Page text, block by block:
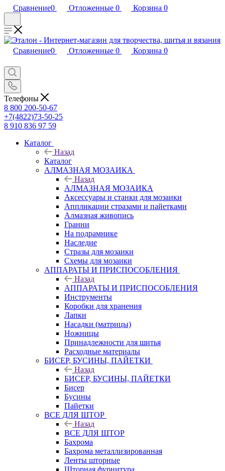
Сравнение0 Отложенные 0 Корзина 0
Сравнение0 Отложенные 0 Корзина 0
Телефоны
8 800 200-50-67
+7(4822)73-50-25
8 910 836 97 59
Каталог
Назад
Каталог
АЛМАЗНАЯ МОЗАИКА
Назад
АЛМАЗНАЯ МОЗАИКА
Аксессуары и станки для мозаики
Аппликации стразами и пайетками
Алмазная живопись
Гранни
На подрамнике
Наследие
Стразы для мозаики
Схемы для мозаики
АППАРАТЫ И ПРИСПОСОБЛЕНИЯ
Назад
АППАРАТЫ И ПРИСПОСОБЛЕНИЯ
Инструменты
Коробки для хранения
Лапки
Насадки (матрицы)
Ножницы
Принадлежности для шитья
Расходные материалы
БИСЕР, БУСИНЫ, ПАЙЕТКИ
Назад
БИСЕР, БУСИНЫ, ПАЙЕТКИ
Бисер
Бусины
Пайетки
ВСЕ ДЛЯ ШТОР
Назад
ВСЕ ДЛЯ ШТОР
Бахрома
Бахрома металлизированная
Ленты шторные
Шторная фурнитура